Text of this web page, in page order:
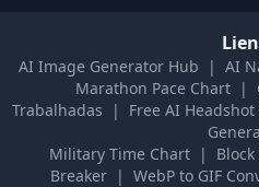
AI Image Generator Hub | AI
Marathon Pace Chart |
Trabalhadas
| Free AI
Military Time Chart
|
Breaker | WebP to GIF